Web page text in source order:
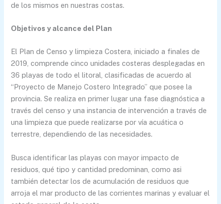
de los mismos en nuestras costas.
Objetivos y alcance del Plan
El Plan de Censo y limpieza Costera, iniciado a finales de
2019, comprende cinco unidades costeras desplegadas en
36 playas de todo el litoral, clasificadas de acuerdo al
“Proyecto de Manejo Costero Integrado” que posee la
provincia. Se realiza en primer lugar una fase diagnóstica a
través del censo y una instancia de intervención a través de
una limpieza que puede realizarse por vía acuática o
terrestre, dependiendo de las necesidades.
Busca identificar las playas con mayor impacto de
residuos, qué tipo y cantidad predominan, como asi
también detectar los de acumulación de residuos que
arroja el mar producto de las corrientes marinas y evaluar el